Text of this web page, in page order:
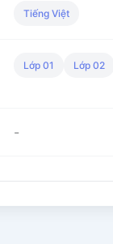
Tiếng Việt
Lớp 01 Lớp 02
-